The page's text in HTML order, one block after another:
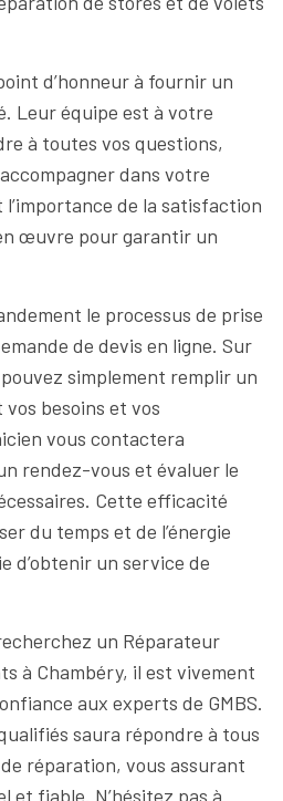
d’honneur à fournir un
Leur équipe est à votre
à toutes vos questions,
dans votre
de la satisfaction
œuvre pour garantir un
le processus de prise
de devis en ligne. Sur
simplement remplir un
besoins et vos
vous contactera
rendez-vous et évaluer le
Cette efficacité
du temps et de l’énergie
d’obtenir un service de
un Réparateur
à Chambéry, il est vivement
aux experts de GMBS.
saura répondre à tous
réparation, vous assurant
et fiable. N’hésitez pas à